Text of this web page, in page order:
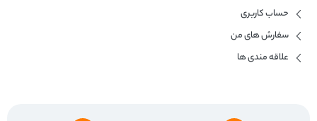
حساب کاربری
سفارش های من
علاقه مندی ها